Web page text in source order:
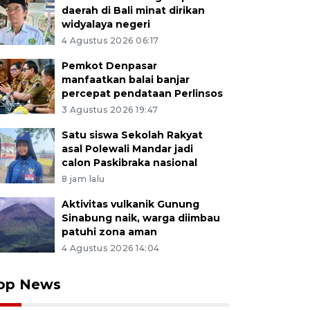
daerah di Bali minat dirikan
widyalaya negeri
4 Agustus 2026 06:17
Pemkot Denpasar
manfaatkan balai banjar
percepat pendataan Perlinsos
3 Agustus 2026 19:47
Satu siswa Sekolah Rakyat
asal Polewali Mandar jadi
calon Paskibraka nasional
8 jam lalu
Aktivitas vulkanik Gunung
Sinabung naik, warga diimbau
patuhi zona aman
4 Agustus 2026 14:04
News